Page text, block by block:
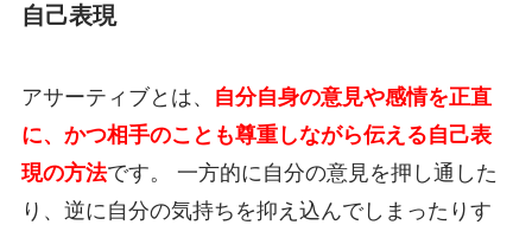
自己表現
アサーティブとは、
自分自身の意見や感情を正直
に、かつ相手のことも尊重しながら伝える自己表
現の方法です。 一方的に自分の意見を押し通した
り、逆に自分の気持ちを抑え込んでしまったりす